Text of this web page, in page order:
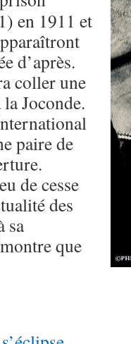
en 1911 et
d’après.
coller une
Joconde.
paire de
de cesse
des
sa
que